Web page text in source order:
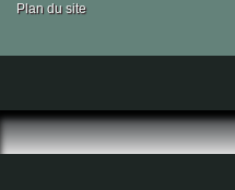
Plan du site